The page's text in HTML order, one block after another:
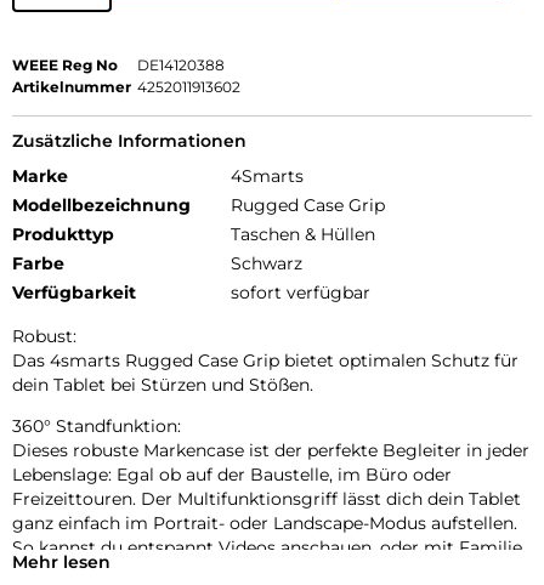
WEEE Reg No
DE14120388
Artikelnummer 4252011913602
Zusätzliche Informationen
Marke
4Smarts
Modellbezeichnung
Rugged Case Grip
Produkttyp
Taschen & Hüllen
Farbe
Schwarz
Verfügbarkeit
sofort verfügbar
Robust:
Das 4smarts Rugged Case Grip bietet optimalen Schutz für
dein Tablet bei Stürzen und Stößen.
360° Standfunktion:
Dieses robuste Markencase ist der perfekte Begleiter in jeder
Lebenslage: Egal ob auf der Baustelle, im Büro oder
Freizeittouren. Der Multifunktionsgriff lässt dich dein Tablet
ganz einfach im Portrait- oder Landscape-Modus aufstellen.
So kannst du entspannt Videos anschauen, oder mit Familie
und Freunden und freien Händen in die “Face-Time” gehen.
Mehr lesen